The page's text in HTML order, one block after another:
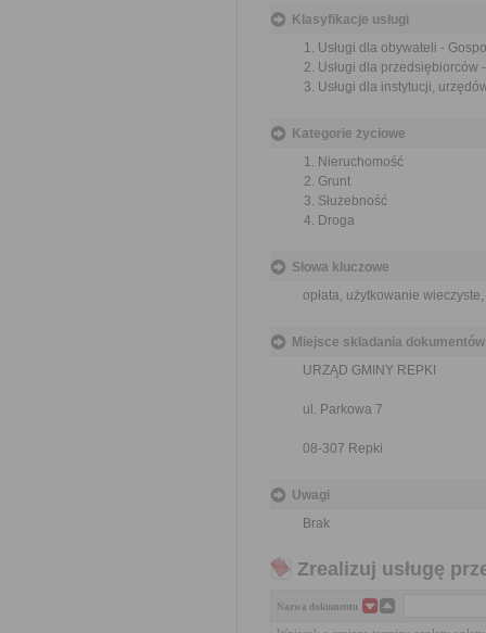
Klasyfikacje usługi
Usługi dla obywateli -
Usługi dla przedsiębiorców
Usługi dla instytucji,
Kategorie życiowe
Nieruchomość
Grunt
Służebność
Droga
Słowa kluczowe
opłata, użytkowanie
Miejsce składania dokumentów
URZĄD GMINY REPKI
ul. Parkowa 7
08-307 Repki
Uwagi
Brak
Zrealizuj usługę
Nazwa dokumentu